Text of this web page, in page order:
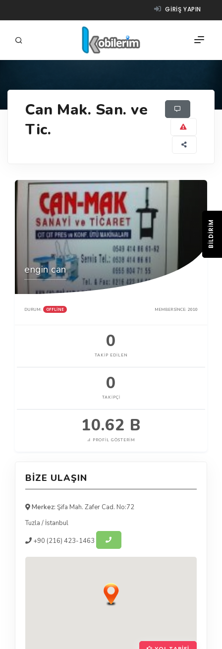
GIRIŞ YAPIN
ÜRÜNLER
Can Mak. San. ve
Tic.
engin can
DURUM: OFFLINE MEMBER SINCE: 2010
0
TAKIP EDILEN
0
TAKIPÇI
10.62 B
PROFIL GÖSTERIM
BIZE ULAŞIN
Merkez: Şifa Mah. Zafer Cad. No:72
Tuzla / İstanbul
+90 (216) 423-1463
BILDIRIM